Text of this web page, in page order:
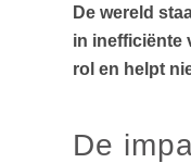
De wereld
in inefficiënte
rol en helpt
De